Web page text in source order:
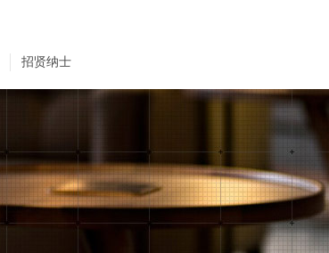
招贤纳士